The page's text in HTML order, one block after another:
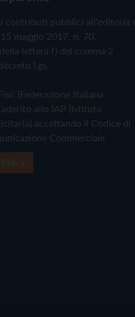
contributi pubblici all'editoria
maggio 2017, n. 70.
lettera f) del comma 2
Lgs.
(Federazione Italiana
allo IAP (Istituto
accettando il Codice di
Commerciale